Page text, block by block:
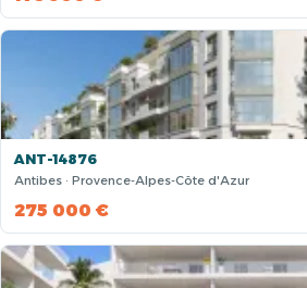
ANT-14876
Antibes · Provence-Alpes-Côte d'Azur
275 000 €